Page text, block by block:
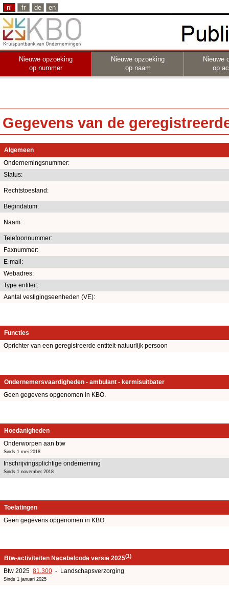
nl fr de en
Nieuwe opzoeking
op nummer
Nieuwe opzoeking
op naam
Nieuwe
op
Gegevens van de
Algemeen
Ondernemingsnummer:
Status:
Rechtstoestand:
Begindatum:
Naam:
Telefoonnummer:
Faxnummer:
E-mail:
Webadres:
Type entiteit:
Aantal vestigingseenheden (VE):
Functies
Oprichter van een geregistreerde entiteit-natuurlijk persoon
Ondernemersvaardigheden - ambulant - kermisuitbater
Geen gegevens opgenomen in KBO.
Hoedanigheden
Onderworpen aan btw
Sinds 1 mei 2018
Inschrijvingsplichtige onderneming
Sinds 1 november 2018
Toelatingen
Geen gegevens opgenomen in KBO.
Btw-activiteiten Nacebelcode versie 2025(1)
Btw 2025 81.300 - Landschapsverzorging
Sinds 1 januari 2025